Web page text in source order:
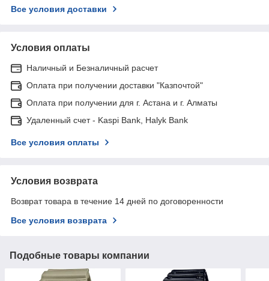
Все условия доставки
Условия оплаты
Наличный и Безналичный расчет
Оплата при получении доставки "Казпочтой"
Оплата при получении для г. Астана и г. Алматы
Удаленный счет - Kaspi Bank, Halyk Bank
Все условия оплаты
Условия возврата
Возврат товара в течение 14 дней по договоренности
Все условия возврата
Подобные товары компании